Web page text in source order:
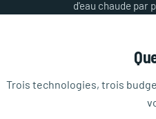
d'eau chaude par
Trois technologies, trois